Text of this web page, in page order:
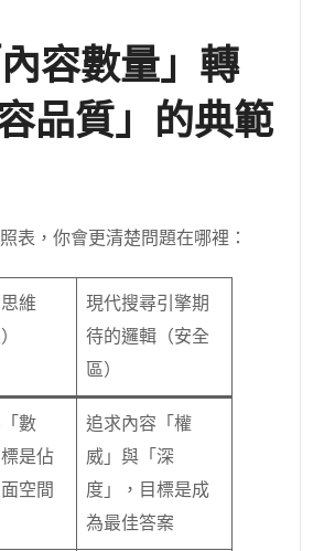
容數量」轉
品質」的典範
表，你會更清楚問題在哪裡：
維
現代搜尋引擎期
待的邏輯（安全
區）
數
是佔
空間
追求內容「權
威」與「深
度」，目標是成
為最佳答案